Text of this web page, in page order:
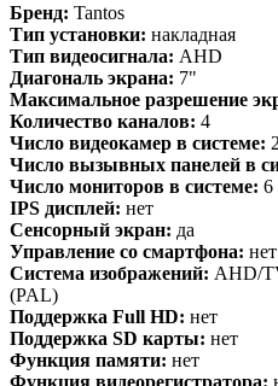
Бренд: Tantos
Тип установки: накладная
Тип видеосигнала: AHD
Диагональ экрана: 7"
Максимальное разрешение
Количество каналов: 4
Число видеокамер в системе: 2
Число вызывных панелей в
Число мониторов в системе: 6
IPS дисплей: нет
Сенсорный экран: да
Управление со смартфона: нет
Система изображений: AHD/
(PAL)
Поддержка Full HD: нет
Поддержка SD карты: нет
Функция памяти: нет
Функция видеорегистратора: